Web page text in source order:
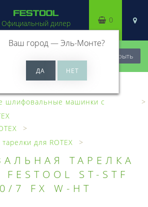
успей купить! Закрыть
Официальный дилер
Ваш город —Эль-Монте?
0
шлифовальные машинки с
для ROTEX
ТАРЕЛКА
ST-STF
7 FX W-HT